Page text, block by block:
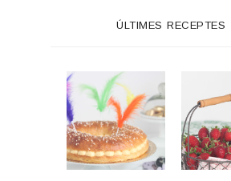
ÚLTIMES RECEPTES